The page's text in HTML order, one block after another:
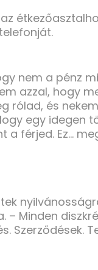
nem a pénz
azzal, hogy
rólad, és
egy idegen
a férjed. Ez...
– Minden
Szerződések.